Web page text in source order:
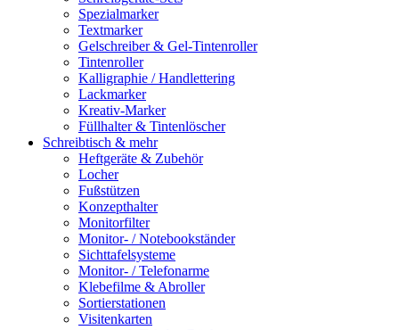
Spezialmarker
Textmarker
Gelschreiber & Gel-Tintenroller
Tintenroller
Kalligraphie / Handlettering
Lackmarker
Kreativ-Marker
Füllhalter & Tintenlöscher
Schreibtisch & mehr
Heftgeräte & Zubehör
Locher
Fußstützen
Konzepthalter
Monitorfilter
Monitor- / Notebookständer
Sichttafelsysteme
Monitor- / Telefonarme
Klebefilme & Abroller
Sortierstationen
Visitenkarten